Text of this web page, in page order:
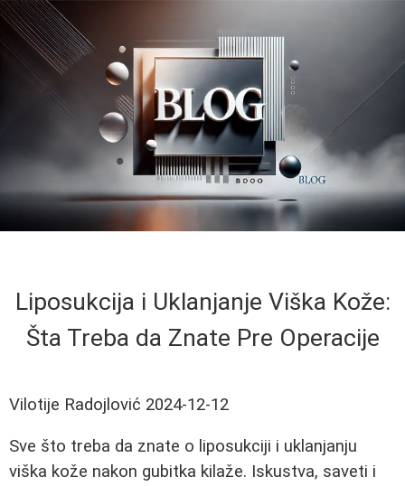
Liposukcija i Uklanjanje Viška Kože:
Šta Treba da Znate Pre Operacije
Vilotije Radojlović 2024-12-12
Sve što treba da znate o liposukciji i uklanjanju
viška kože nakon gubitka kilaže. Iskustva, saveti i